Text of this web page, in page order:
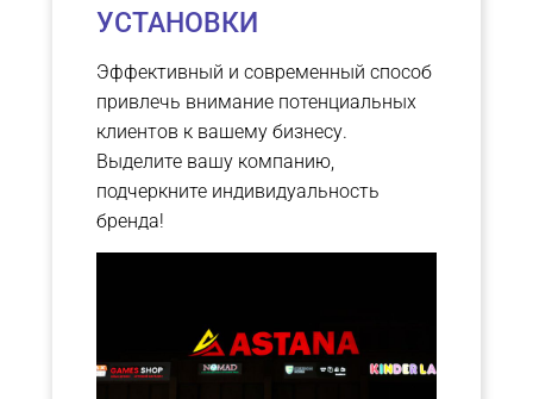
УСТАНОВКИ
Эффективный и современный способ
привлечь внимание потенциальных
клиентов к вашему бизнесу.
Выделите вашу компанию,
подчеркните индивидуальность
бренда!